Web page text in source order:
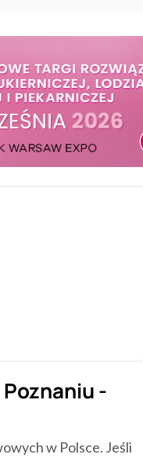
-
w Polsce. Jeśli